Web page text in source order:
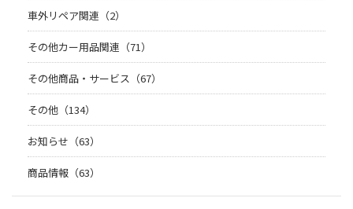
車外リペア関連（2）
その他カー用品関連（71）
その他商品・サービス（67）
その他（134）
お知らせ（63）
商品情報（63）